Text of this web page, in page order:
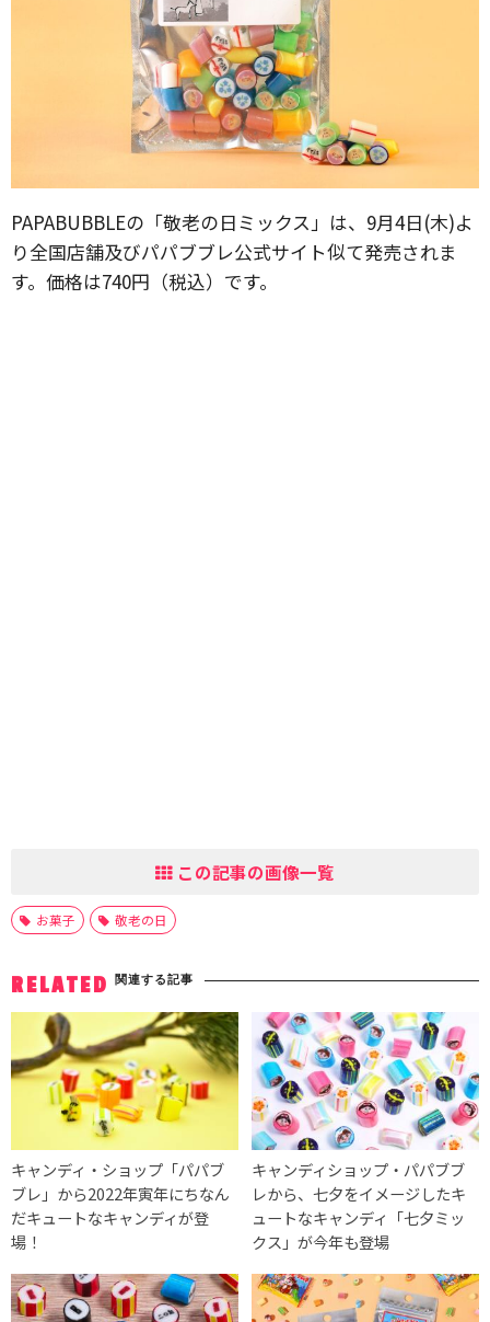
PAPABUBBLEの「敬老の日ミックス」は、9月4日(木)よ
り全国店舗及びパパブブレ公式サイト似て発売されま
す。価格は740円（税込）です。
この記事の画像一覧
お菓子 敬老の日
RELATED 関連する記事
キャンディ・ショップ「パパブ
ブレ」から2022年寅年にちなん
だキュートなキャンディが登
場！
キャンディショップ・パパブブ
レから、七夕をイメージしたキ
ュートなキャンディ「七夕ミッ
クス」が今年も登場